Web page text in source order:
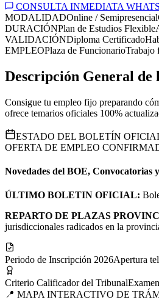
CONSULTA INMEDIATA
MODALIDADOnline / Semipresencial
DURACIÓNPlan de Estudios Flexible
VALIDACIÓNDiploma Certificado
EMPLEOPlaza de FuncionarioTrabajo
Descripción General de
Consigue tu empleo fijo preparando
ofrece temarios oficiales 100%
ESTADO DEL BOLETÍN
OFERTA DE EMPLEO
Novedades del BOE, Convocatorias
ÚLTIMO BOLETIN OFICIAL:
REPARTO DE PLAZAS
jurisdiccionales radicados en la
Periodo de Inscripción 2026Apertura
Criterio Calificador del Tribunal
📍 MAPA INTERACTIVO DE